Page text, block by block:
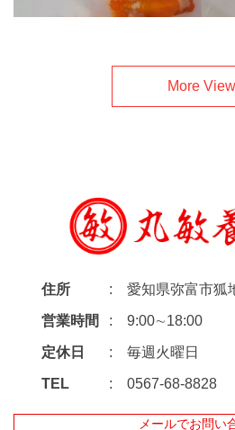
More View
住所 愛知県弥富市狐
営業時間 9:00∼18:00
定休日 毎週火曜日
TEL 0567-68-8828
メールでお問い